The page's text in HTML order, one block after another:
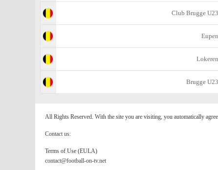
Club Brugge U23
Eupen
Lokeren
Brugge U23
All Rights Reserved. With the site you are visiting, you automatically
Contact us:
Terms of Use (EULA)
contact@football-on-tv.net